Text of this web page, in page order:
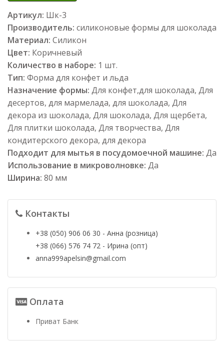
Артикул: Шк-3
Производитель: силиконовые формы для шоколада
Материал: Силикон
Цвет: Коричневый
Количество в наборе: 1 шт.
Тип: Форма для конфет и льда
Назначение формы: Для конфет,для шоколада, Для
десертов, для мармелада, для шоколада, Для
декора из шоколада, Для шоколада, Для щербета,
Для плитки шоколада, Для творчества, Для
кондитерского декора, для декора
Подходит для мытья в посудомоечной машине: Да
Использование в микроволновке: Да
Ширина: 80 мм
Контакты
+38 (050) 906 06 30 - Анна (розница)
+38 (066) 576 74 72 - Ирина (опт)
anna999apelsin@gmail.com
Оплата
Приват Банк